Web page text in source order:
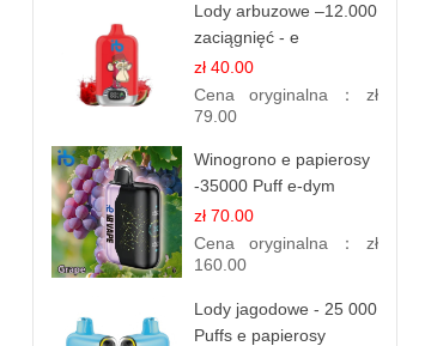
Lody arbuzowe –12.000
zaciągnięć - e
papierosy jednorazowe
zł 40.00
Cena oryginalna： zł
79.00
Winogrono e papierosy
-35000 Puff e-dym
zł 70.00
Cena oryginalna： zł
160.00
Lody jagodowe - 25 000
Puffs e papierosy